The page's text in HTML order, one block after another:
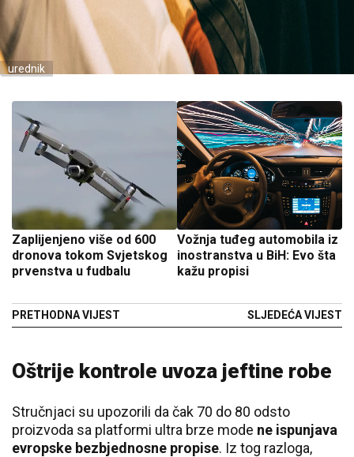
urednik
Zaplijenjeno više od 600
dronova tokom Svjetskog
prvenstva u fudbalu
PRETHODNA VIJEST
Vožnja tuđeg automobila iz
inostranstva u BiH: Evo šta
kažu propisi
SLJEDEĆA VIJEST
Oštrije kontrole uvoza jeftine robe
Stručnjaci su upozorili da čak 70 do 80 odsto
proizvoda sa platformi ultra brze mode ne ispunjava
evropske bezbjednosne propise. Iz tog razloga,